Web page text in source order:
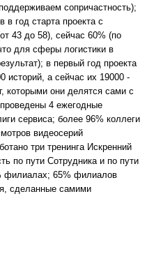
сопричастность);
в год старта проекта с
43 до 58), сейчас 60% (по
для сферы логистики в
в первый год проекта
историй, а сейчас их 19000 -
которыми они делятся сами с
4 ежегодные
сервиса; более 96% коллеги
видеосерий
три тренинга Искренний
по пути Сотрудника и по пути
филиалах; 65% филиалов
сделанные самими